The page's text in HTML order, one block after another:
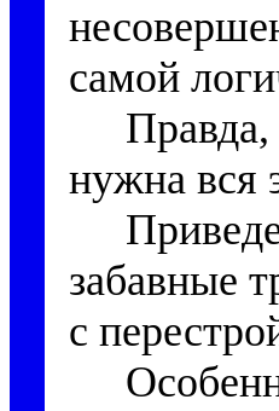
самой
нужна вся
забавные
с